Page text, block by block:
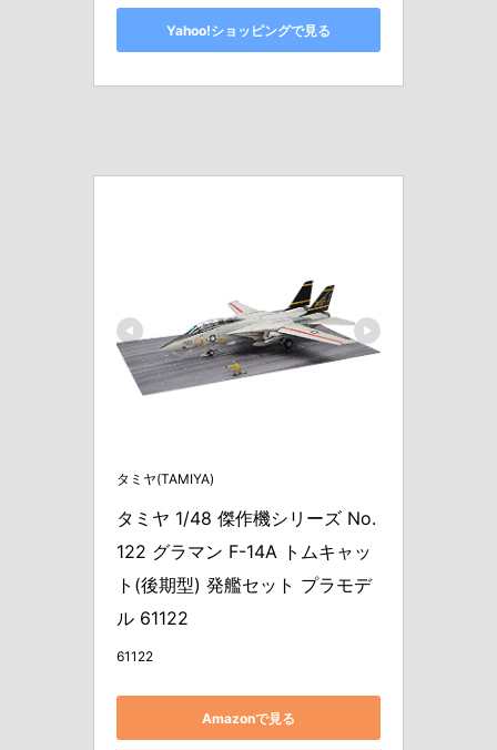
Yahoo!ショッピングで見る
タミヤ(TAMIYA)
タミヤ 1/48 傑作機シリーズ No.
122 グラマン F-14A トムキャッ
ト(後期型) 発艦セット プラモデ
ル 61122
61122
Amazonで見る